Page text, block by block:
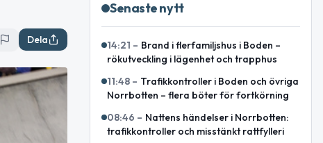
Dela
Senaste nytt
14:21 – Brand i flerfamiljshus i Boden –
rökutveckling i lägenhet och trapphus
11:48 – Trafikkontroller i Boden och övriga
Norrbotten – flera böter för fortkörning
08:46 – Nattens händelser i Norrbotten:
trafikkontroller och misstänkt rattfylleri